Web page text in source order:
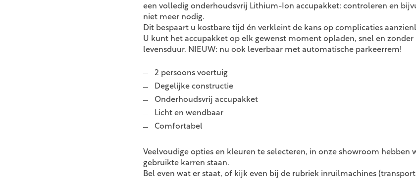
een volledig onderhoudsvrij Lithium-Ion accupakket: controleren en
niet meer nodig.
Dit bespaart u kostbare tijd én verkleint de kans op complicaties
U kunt het accupakket op elk gewenst moment opladen, snel en zonder
levensduur. NIEUW: nu ook leverbaar met automatische parkeerrem!
2 persoons voertuig
Degelijke constructie
Onderhoudsvrij accupakket
Licht en wendbaar
Comfortabel
Veelvoudige opties en kleuren te selecteren, in onze showroom hebben
gebruikte karren staan.
Bel even wat er staat, of kijk even bij de rubriek inruilmachines